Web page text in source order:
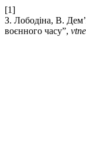
[1]
З. Лободіна, В.
воєнного часу”,